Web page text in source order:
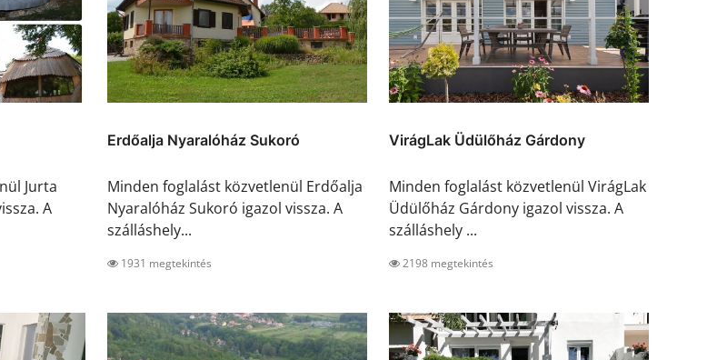
Jurta
A
Erdőalja Nyaralóház Sukoró
Minden foglalást közvetlenül Erdőalja
Nyaralóház Sukoró igazol vissza. A
szálláshely...
1931 megtekintés
VirágLak Üdülőház Gárdony
Minden foglalást közvetlenül VirágLak
Üdülőház Gárdony igazol vissza. A
szálláshely ...
2198 megtekintés